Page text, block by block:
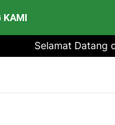
KAMI
Selamat Datang